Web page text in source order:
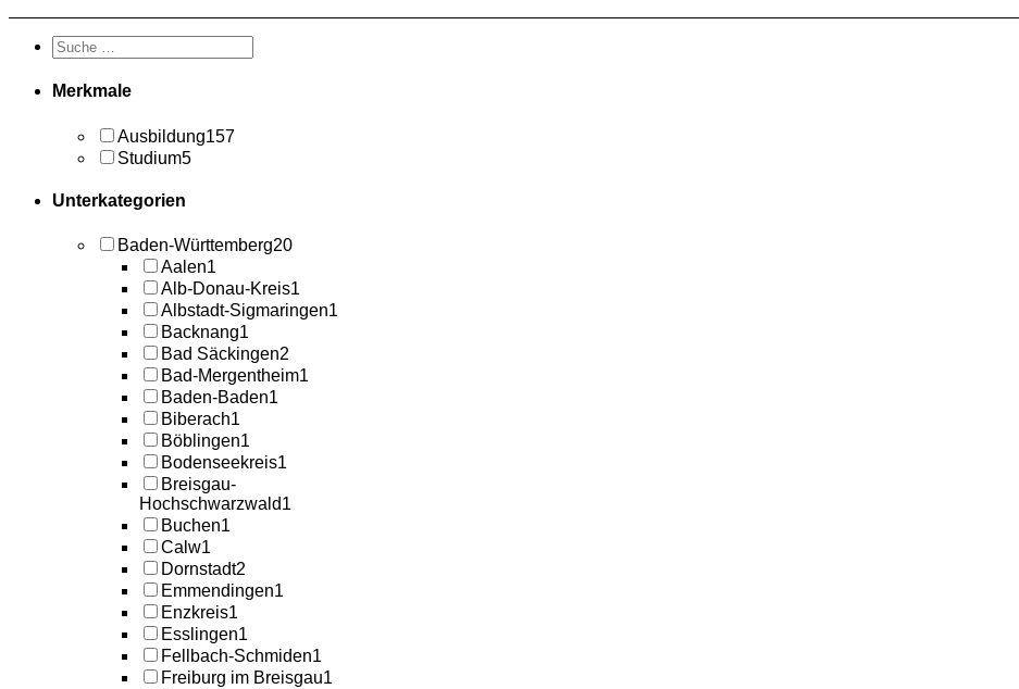
Merkmale
Ausbildung157
Studium5
Unterkategorien
Baden-Württemberg20
Aalen1
Alb-Donau-Kreis1
Albstadt-Sigmaringen1
Backnang1
Bad Säckingen2
Bad-Mergentheim1
Baden-Baden1
Biberach1
Böblingen1
Bodenseekreis1
Breisgau-
Hochschwarzwald1
Buchen1
Calw1
Dornstadt2
Emmendingen1
Enzkreis1
Esslingen1
Fellbach-Schmiden1
Freiburg im Breisgau1